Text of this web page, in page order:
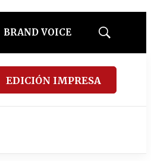
BRAND VOICE
Mostrar
EDICIÓN IMPRESA